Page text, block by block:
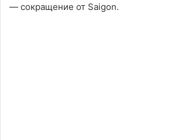
— сокращение от Saigon.